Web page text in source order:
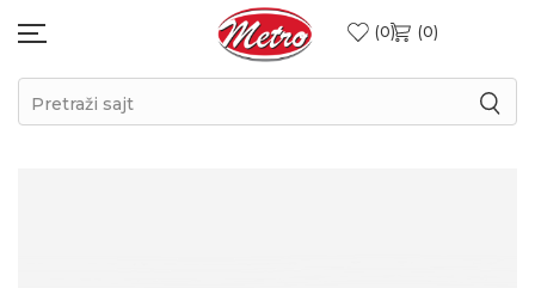
0 0
Pretraži sajt